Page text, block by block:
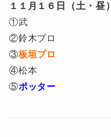
１１月１６ 日（土・昼）
①武
②鈴木プロ
③板垣プロ
④松本
⑤ポッター